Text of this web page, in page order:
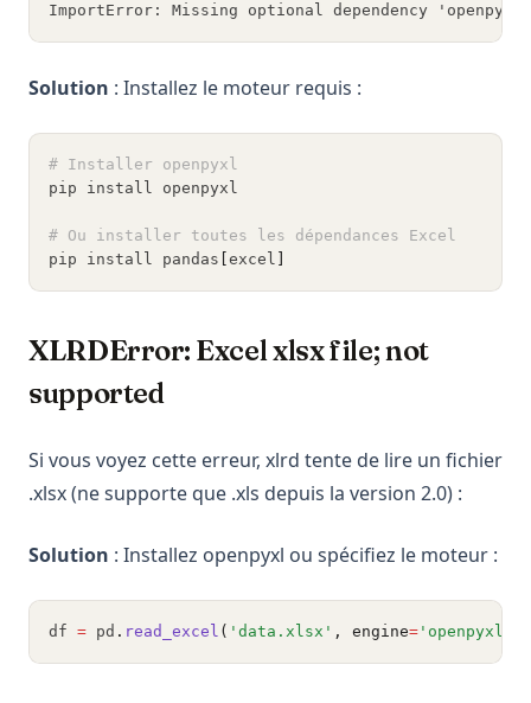
ImportError: Missing optional dependency
Solution : Installez le moteur requis :
# Installer openpyxl
pip install openpyxl
# Ou installer toutes les dépendances Excel
pip install pandas excel
XLRDError: Excel xlsx file; not
supported
Si vous voyez cette erreur, xlrd tente de lire un fichier
.xlsx (ne supporte que .xls depuis la version 2.0) :
Solution : Installez openpyxl ou spécifiez le moteur :
df = pd . read_excel ( 'data.xlsx' , engine= 'openpyxl'